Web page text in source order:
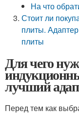
На что
Стоит ли
плиты.
плиты
Для чего
лучший
Перед тем как